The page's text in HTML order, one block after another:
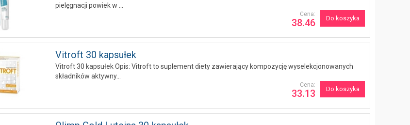
pielęgnacji powiek w ...
Do koszyka
Cena:
38.46
Vitroft 30 kapsułek
Vitroft 30 kapsułek Opis: Vitroft to suplement diety zawierający kompozycję wyselekcjonowanych
składników aktywny...
Do koszyka
Cena:
33.13